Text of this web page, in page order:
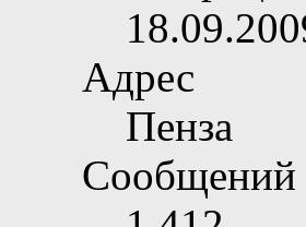
Адрес
Пенза
Сообщений